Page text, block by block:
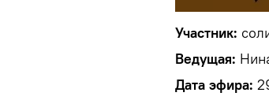
Участник:
Ведущая:
Дата эфира: